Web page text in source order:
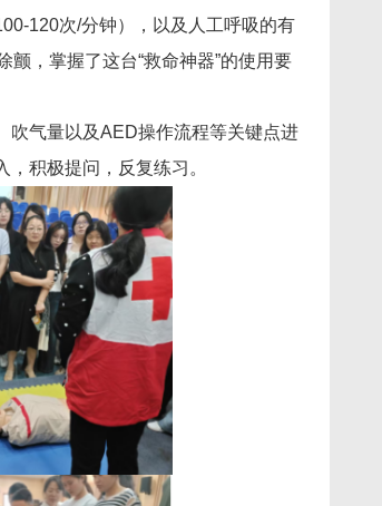
120次/分钟），以及人工呼吸的有
，掌握了这台“救命神器”的使用要
吹气量以及AED操作流程等关键点进
积极提问，反复练习。